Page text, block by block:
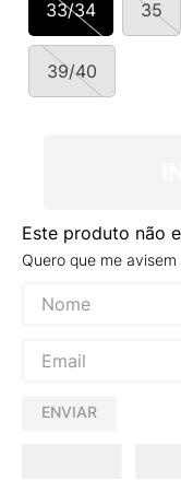
33/34 35
39/40
Este produto não
Quero que me
ENVIAR
º
NEW 530
10º VANS TÊNIS